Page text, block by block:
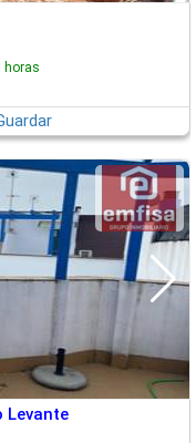
horas
Levante